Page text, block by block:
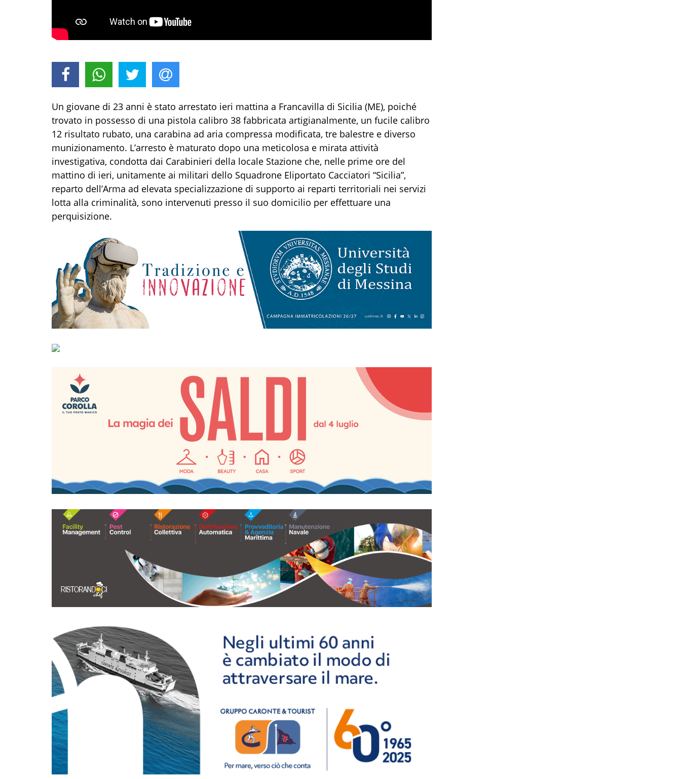
Un giovane di 23 anni è stato arrestato ieri mattina a Francavilla di Sicilia (ME), poiché
trovato in possesso di una pistola calibro 38 fabbricata artigianalmente, un fucile calibro
12 risultato rubato, una carabina ad aria compressa modificata, tre balestre e diverso
munizionamento. L’arresto è maturato dopo una meticolosa e mirata attività
investigativa, condotta dai Carabinieri della locale Stazione che, nelle prime ore del
mattino di ieri, unitamente ai militari dello Squadrone Eliportato Cacciatori “Sicilia”,
reparto dell’Arma ad elevata specializzazione di supporto ai reparti territoriali nei servizi
lotta alla criminalità, sono intervenuti presso il suo domicilio per effettuare una
perquisizione.